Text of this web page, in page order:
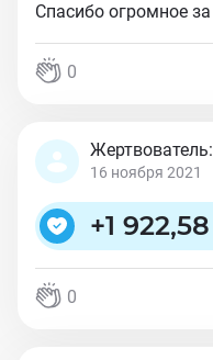
Спасибо огромное
0
Жертвователь:
16 ноября 2021
+1
0